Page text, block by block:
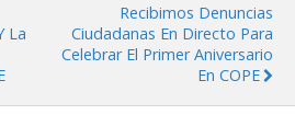
La
Recibimos Denuncias
Ciudadanas En Directo Para
Celebrar El Primer Aniversario
En COPE